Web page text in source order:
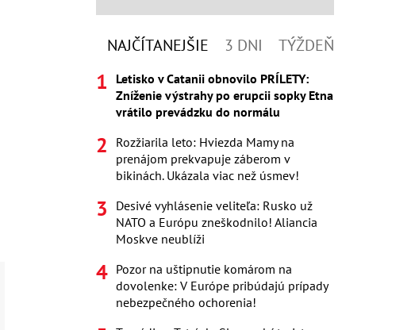
NAJČÍTANEJŠIE 3 DNI TÝŽDEŇ
Letisko v Catanii obnovilo PRÍLETY:
Zníženie výstrahy po erupcii sopky Etna
vrátilo prevádzku do normálu
Rozžiarila leto: Hviezda Mamy na
prenájom prekvapuje záberom v
bikinách. Ukázala viac než úsmev!
Desivé vyhlásenie veliteľa: Rusko už
NATO a Európu zneškodnilo! Aliancia
Moskve neublíži
Pozor na uštipnutie komárom na
dovolenke: V Európe pribúdajú prípady
nebezpečného ochorenia!